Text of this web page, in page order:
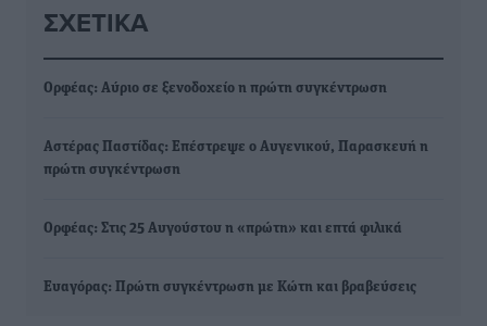
ΣΧΕΤΙΚΆ
Ορφέας: Αύριο σε ξενοδοχείο η πρώτη συγκέντρωση
Αστέρας Παστίδας: Επέστρεψε ο Αυγενικού, Παρασκευή η
πρώτη συγκέντρωση
Ορφέας: Στις 25 Αυγούστου η «πρώτη» και επτά φιλικά
Ευαγόρας: Πρώτη συγκέντρωση με Κώτη και βραβεύσεις